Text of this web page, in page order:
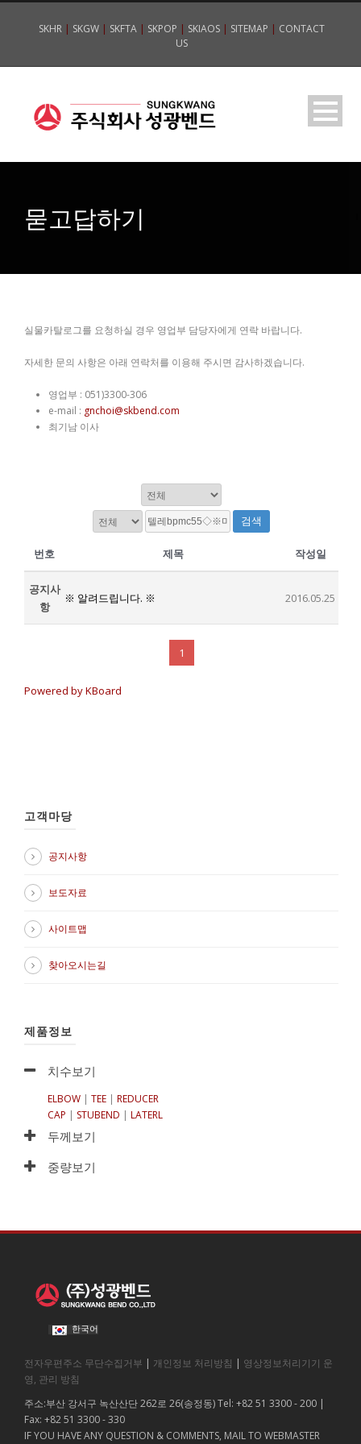
SKHR| SKGW| SKFTA| SKPOP | SKIAOS| SITEMAP | CONTACT
US
묻고답하기
실물카탈로그를 요청하실 경우 영업부 담당자에게 연락 바랍니다.
자세한 문의 사항은 아래 연락처를 이용해 주시면 감사하겠습니다.
영업부 : 051)3300-306
e-mail : gnchoi@skbend.com
최기남 이사
검색
번호 제목 작성일
공지사
항
※ 알려드립니다. ※ 2016.05.25
1
Powered by KBoard
고객마당
공지사항
보도자료
사이트맵
찾아오시는길
제품정보
치수보기
ELBOW | TEE | REDUCER
CAP | STUBEND | LATERL
두께보기
중량보기
한국어
전자우편주소 무단수집거부 | 개인정보 처리방침 | 영상정보처리기기 운
영, 관리 방침
주소:부산 강서구 녹산산단 262로 26(송정동) Tel: +82 51 3300 - 200 |
Fax: +82 51 3300 - 330
IF YOU HAVE ANY QUESTION & COMMENTS, MAIL TO WEBMASTER